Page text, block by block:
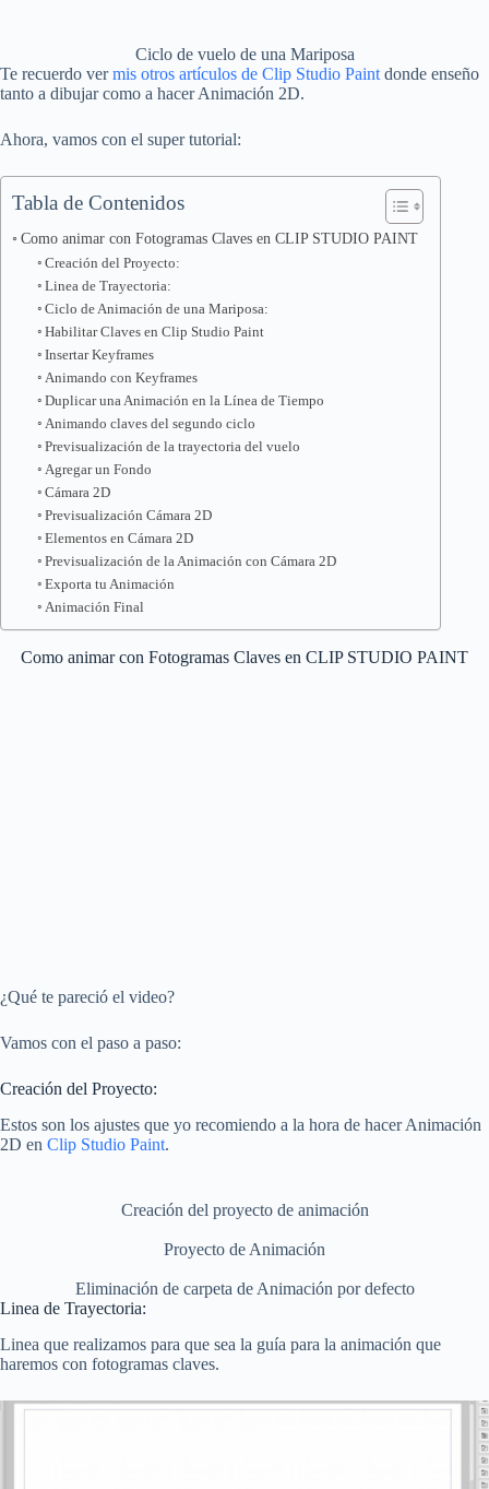
Ciclo de vuelo de una Mariposa
Te recuerdo vermis otros artículos de Clip Studio Paint donde enseño
tanto a dibujar como a hacer Animación 2D.
Ahora, vamos con el super tutorial:
Tabla de Contenidos
Como animar con Fotogramas Claves en CLIP STUDIO PAINT
Creación del Proyecto:
Linea de Trayectoria:
Ciclo de Animación de una Mariposa:
Habilitar Claves en Clip Studio Paint
Insertar Keyframes
Animando con Keyframes
Duplicar una Animación en la Línea de Tiempo
Animando claves del segundo ciclo
Previsualización de la trayectoria del vuelo
Agregar un Fondo
Cámara 2D
Previsualización Cámara 2D
Elementos en Cámara 2D
Previsualización de la Animación con Cámara 2D
Exporta tu Animación
Animación Final
Como animar con Fotogramas Claves en CLIP STUDIO PAINT
¿Qué te pareció el video?
Vamos con el paso a paso:
Creación del Proyecto:
Estos son los ajustes que yo recomiendo a la hora de hacer Animación
2D en Clip Studio Paint.
Creación del proyecto de animación
Proyecto de Animación
Eliminación de carpeta de Animación por defecto
Linea de Trayectoria:
Linea que realizamos para que sea la guía para la animación que
haremos con fotogramas claves.